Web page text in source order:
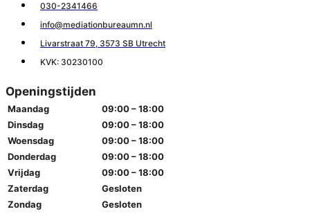
030-2341466
info@mediationbureaumn.nl
Livarstraat 79, 3573 SB Utrecht
KVK: 30230100
Openingstijden
Maandag
09:00 – 18:00
Dinsdag
09:00 – 18:00
Woensdag
09:00 – 18:00
Donderdag
09:00 – 18:00
Vrijdag
09:00 – 18:00
Zaterdag
Gesloten
Zondag
Gesloten